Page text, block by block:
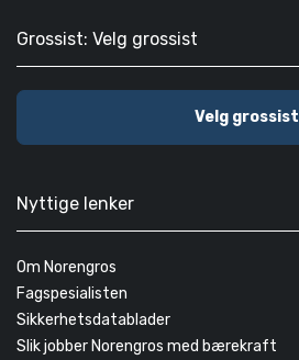
Grossist: Velg grossist
Velg grossist
Nyttige lenker
Om Norengros
Fagspesialisten
Sikkerhetsdatablader
Slik jobber Norengros med bærekraft